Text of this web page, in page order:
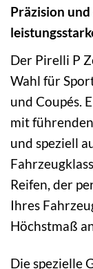
Präzision
Der Pirelli P
Wahl für
und Coupés.
mit
und speziell
Reifen, der
Ihres
Höchstmaß
Die spezielle